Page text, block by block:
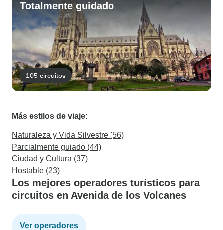
Totalmente guidado
105 circuitos
Más estilos de viaje:
Naturaleza y Vida Silvestre (56)
Parcialmente guiado (44)
Ciudad y Cultura (37)
Hostable (23)
Los mejores operadores turísticos para
circuitos en Avenida de los Volcanes
Ver operadores